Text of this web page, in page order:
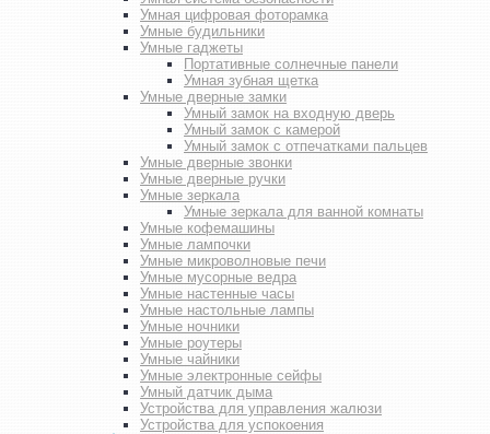
Умная цифровая фоторамка
Умные будильники
Умные гаджеты
Портативные солнечные панели
Умная зубная щетка
Умные дверные замки
Умный замок на входную дверь
Умный замок с камерой
Умный замок с отпечатками пальцев
Умные дверные звонки
Умные дверные ручки
Умные зеркала
Умные зеркала для ванной комнаты
Умные кофемашины
Умные лампочки
Умные микроволновые печи
Умные мусорные ведра
Умные настенные часы
Умные настольные лампы
Умные ночники
Умные роутеры
Умные чайники
Умные электронные сейфы
Умный датчик дыма
Устройства для управления жалюзи
Устройства для успокоения